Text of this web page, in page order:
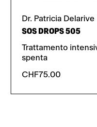
Dr. Patricia Delarive
SOS DROPS 505
Trattamento
spenta
CHF75.00